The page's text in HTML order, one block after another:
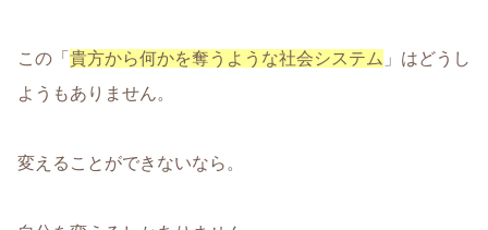
この「 貴方から何かを奪うような社会システム 」はどうし
ようもありません。
変えることができないなら。